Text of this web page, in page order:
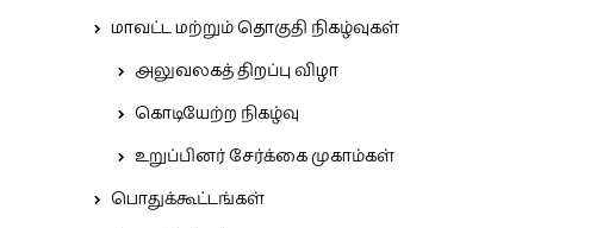
மாவட்ட மற்றும் தொகுதி நிகழ்வுகள்
அலுவலகத் திறப்பு விழா
கொடியேற்ற நிகழ்வு
உறுப்பினர் சேர்க்கை முகாம்கள்
பொதுக்கூட்டங்கள்